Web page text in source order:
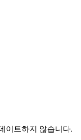
이트하지 않습니다.